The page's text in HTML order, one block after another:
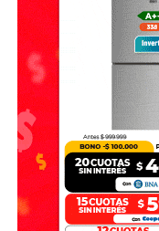
Fuente: El Litoral